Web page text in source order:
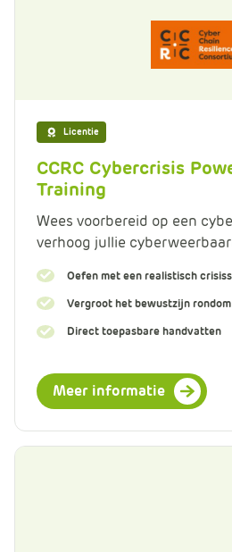
Licentie
CCRC Cybercrisis
Training
Wees voorbereid op een
verhoog jullie
Oefen met een realistisch
Vergroot het bewustzijn rondom
Direct toepasbare handvatten
Meer informatie